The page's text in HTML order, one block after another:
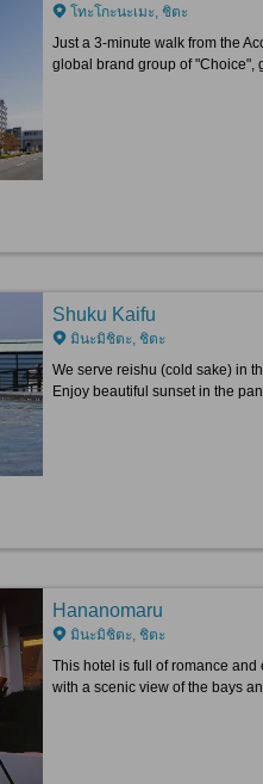
โทะโกะนะเมะ, ชิตะ
Just a 3-minute walk from the
global brand group of "Choice",
Shuku Kaifu
มินะมิชิตะ, ชิตะ
We serve reishu (cold sake) in
Enjoy beautiful sunset in the
Hananomaru
มินะมิชิตะ, ชิตะ
This hotel is full of romance
with a scenic view of the bays